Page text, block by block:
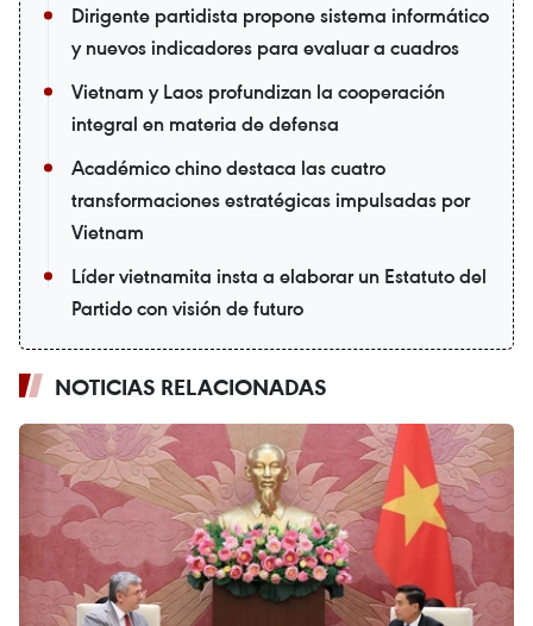
Dirigente partidista propone sistema informático
y nuevos indicadores para evaluar a cuadros
Vietnam y Laos profundizan la cooperación
integral en materia de defensa
Académico chino destaca las cuatro
transformaciones estratégicas impulsadas por
Vietnam
Líder vietnamita insta a elaborar un Estatuto del
Partido con visión de futuro
NOTICIAS RELACIONADAS